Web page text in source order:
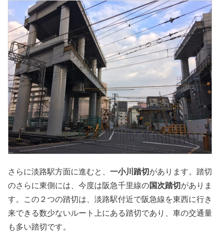
さらに淡路駅方面に進むと、 一小川踏切 があります。踏切
のさらに東側には、今度は阪急千里線の国次踏切 がありま
す。この２つの踏切は、淡路駅付近で阪急線を東西に行き
来できる数少ないルート上にある踏切であり、車の交通量
も多い踏切です。